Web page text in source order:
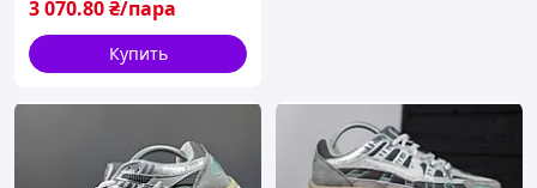
3 070.80₴/пара
Купить